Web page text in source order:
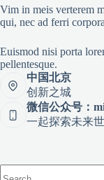
Vim in meis verterem
qui, nec ad ferri
Euismod nisi porta
pellentesque.
中国北京
创新之城
微信公众号：
一起探索未来